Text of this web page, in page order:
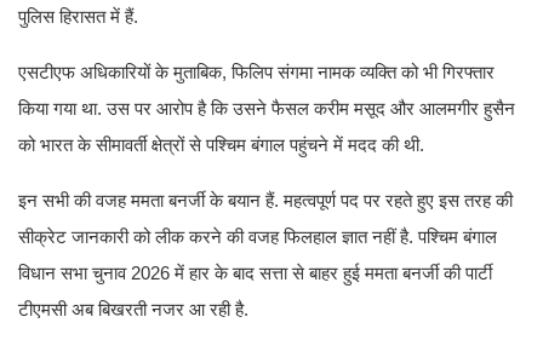
पुलिस हिरासत में हैं.
एसटीएफ अधिकारियों के मुताबिक, फिलिप संगमा नामक व्यक्ति को भी गिरफ्तार
किया गया था. उस पर आरोप है कि उसने फैसल करीम मसूद और आलमगीर हुसैन
को भारत के सीमावर्ती क्षेत्रों से पश्चिम बंगाल पहुंचने में मदद की थी.
इन सभी की वजह ममता बनर्जी के बयान हैं. महत्वपूर्ण पद पर रहते हुए इस तरह की
सीक्रेट जानकारी को लीक करने की वजह फिलहाल ज्ञात नहीं है. पश्चिम बंगाल
विधान सभा चुनाव 2026 में हार के बाद सत्ता से बाहर हुई ममता बनर्जी की पार्टी
टीएमसी अब बिखरती नजर आ रही है.